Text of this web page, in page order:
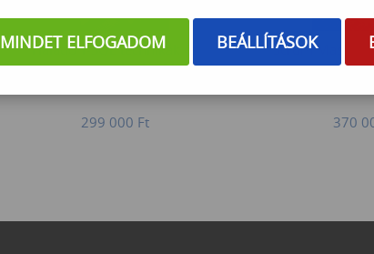
Haladó T-SQL technikák és
lekérdezés optimalizálás Microsoft
299 000 Ft
Scrum Master
370
MINDET ELFOGADOM BEÁLLÍTÁSOK